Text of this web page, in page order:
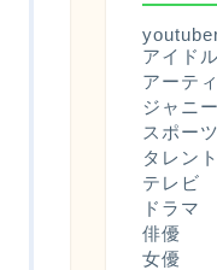
アイドル
アーテ
ジャニ
スポーツ
タレント
テレビ
ドラマ
俳優
女優